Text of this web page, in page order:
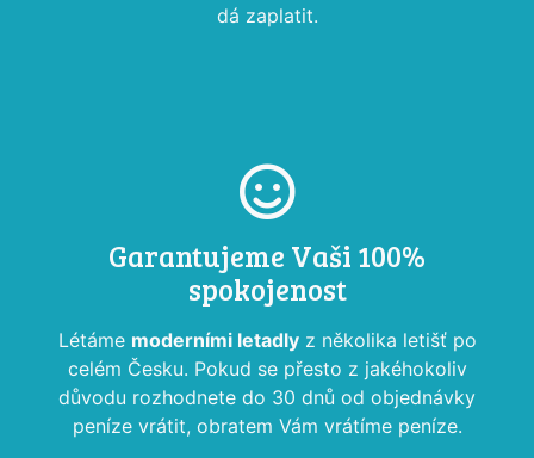
dá zaplatit.
Garantujeme Vaši 100%
spokojenost
Létáme moderními letadlyz několika letišť po
celém Česku. Pokud se přesto z jakéhokoliv
důvodu rozhodnete do 30 dnů od objednávky
peníze vrátit, obratem Vám vrátíme peníze.